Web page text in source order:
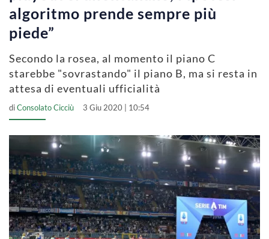
algoritmo prende sempre più
piede”
Secondo la rosea, al momento il piano C
starebbe "sovrastando" il piano B, ma si resta in
attesa di eventuali ufficialità
diConsolato Cicciù 3 Giu 2020 | 10:54